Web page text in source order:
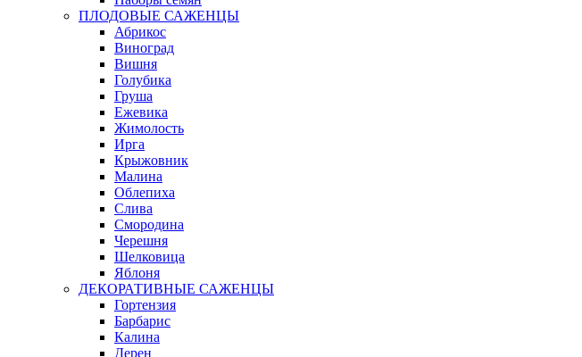
ПЛОДОВЫЕ САЖЕНЦЫ
Абрикос
Виноград
Вишня
Голубика
Груша
Ежевика
Жимолость
Ирга
Крыжовник
Малина
Облепиха
Слива
Смородина
Черешня
Шелковица
Яблоня
ДЕКОРАТИВНЫЕ САЖЕНЦЫ
Гортензия
Барбарис
Калина
Дерен